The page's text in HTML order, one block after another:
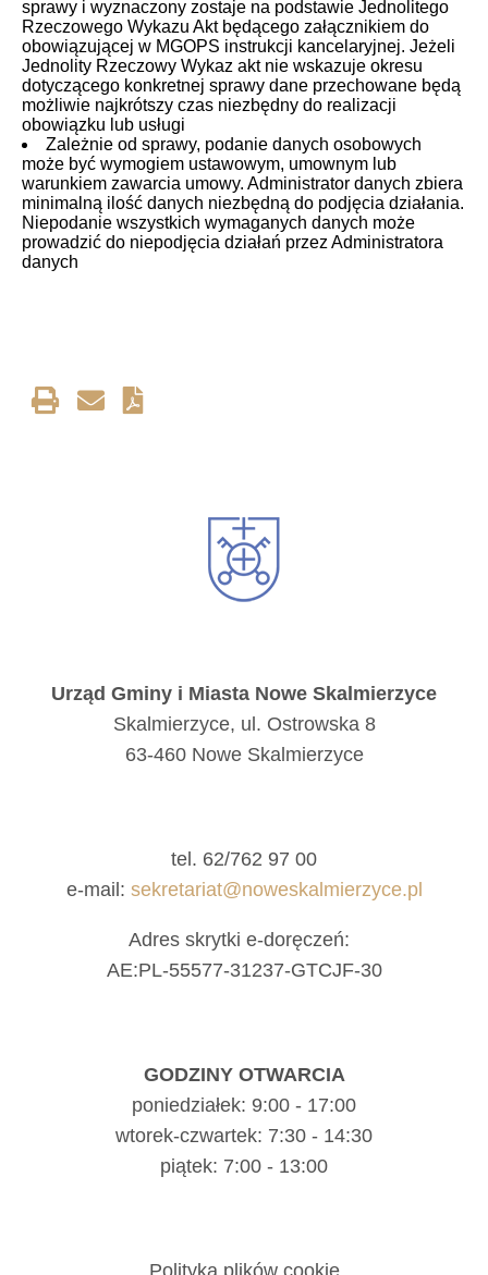
sprawy i wyznaczony zostaje na podstawie Jednolitego
Rzeczowego Wykazu Akt będącego załącznikiem do
obowiązującej w MGOPS instrukcji kancelaryjnej. Jeżeli
Jednolity Rzeczowy Wykaz akt nie wskazuje okresu
dotyczącego konkretnej sprawy dane przechowane będą
możliwie najkrótszy czas niezbędny do realizacji
obowiązku lub usługi
Zależnie od sprawy, podanie danych osobowych
może być wymogiem ustawowym, umownym lub
warunkiem zawarcia umowy. Administrator danych zbiera
minimalną ilość danych niezbędną do podjęcia działania.
Niepodanie wszystkich wymaganych danych może
prowadzić do niepodjęcia działań przez Administratora
danych
Urząd Gminy i Miasta Nowe Skalmierzyce
Skalmierzyce, ul. Ostrowska 8
63-460 Nowe Skalmierzyce
tel. 62/762 97 00
e-mail: sekretariat@noweskalmierzyce.pl
Adres skrytki e-doręczeń:
AE:PL-55577-31237-GTCJF-30
GODZINY OTWARCIA
poniedziałek: 9:00 - 17:00
wtorek-czwartek: 7:30 - 14:30
piątek: 7:00 - 13:00
Polityka plików cookie